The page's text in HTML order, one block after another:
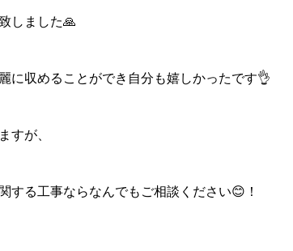
しました🙏
に収めることができ自分も嬉しかったです👌
すが、
する工事ならなんでもご相談ください😊！